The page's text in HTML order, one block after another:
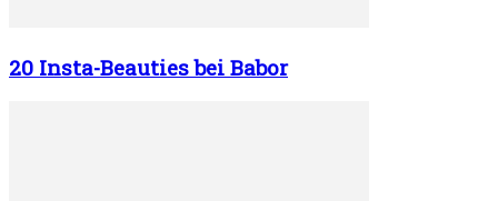
20 Insta-Beauties bei Babor